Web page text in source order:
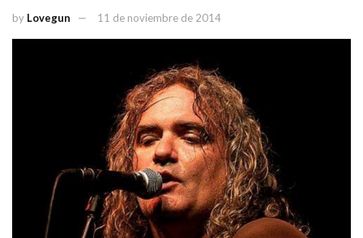
by Lovegun 11 de noviembre de 2014